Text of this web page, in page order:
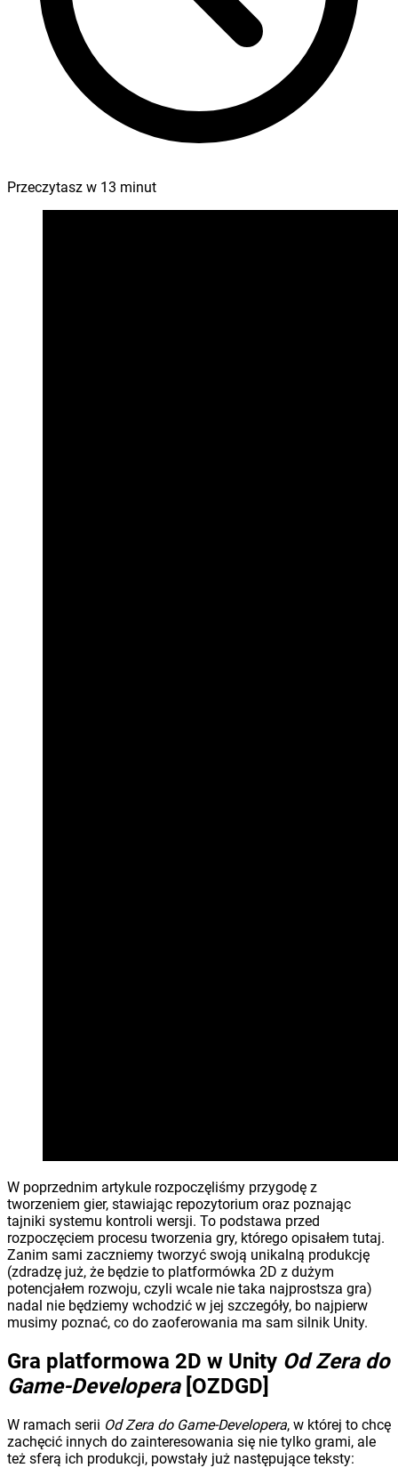
Przeczytasz w 13 minut
W poprzednim artykule rozpoczęliśmy przygodę z
tworzeniem gier, stawiając repozytorium oraz poznając
tajniki systemu kontroli wersji. To podstawa przed
rozpoczęciem procesu tworzenia gry, którego opisałem tutaj.
Zanim sami zaczniemy tworzyć swoją unikalną produkcję
(zdradzę już, że będzie to platformówka 2D z dużym
potencjałem rozwoju, czyli wcale nie taka najprostsza gra)
nadal nie będziemy wchodzić w jej szczegóły, bo najpierw
musimy poznać, co do zaoferowania ma sam silnik Unity.
Gra platformowa 2D w Unity Od Zera do
Game-Developera[OZDGD]
W ramach serii Od Zera do Game-Developera, w której to chcę
zachęcić innych do zainteresowania się nie tylko grami, ale
też sferą ich produkcji, powstały już następujące teksty: